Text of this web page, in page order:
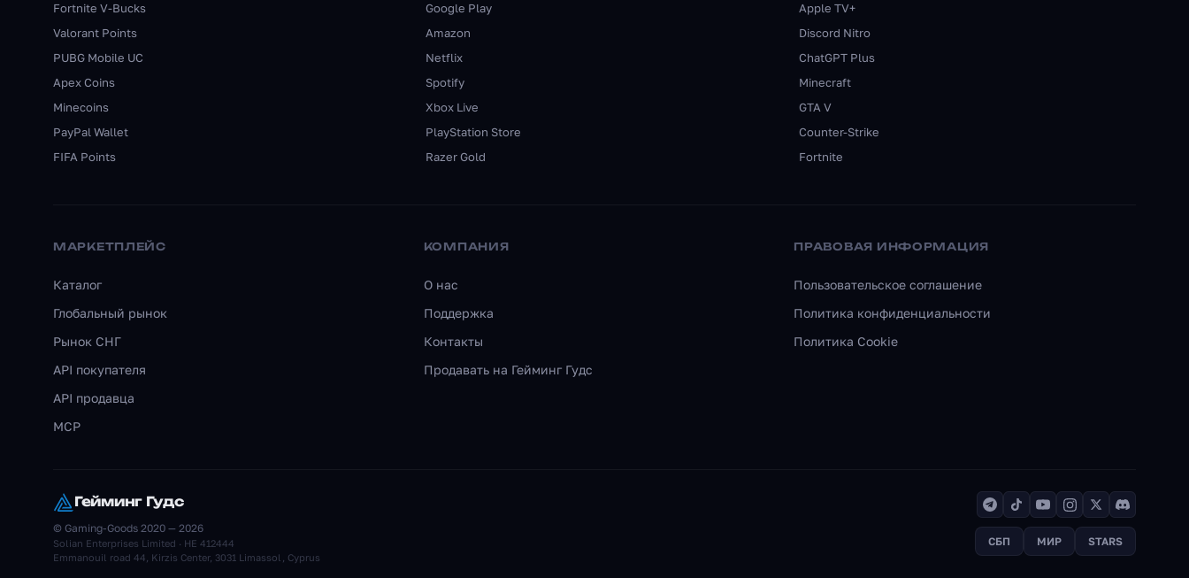
Fortnite V-Bucks
Valorant Points
PUBG Mobile UC
Apex Coins
Minecoins
PayPal Wallet
FIFA Points
Google Play
Amazon
Netflix
Spotify
Xbox Live
PlayStation Store
Razer Gold
Apple TV+
Discord Nitro
ChatGPT Plus
Minecraft
GTA V
Counter-Strike
Fortnite
МАРКЕТПЛЕЙС
Каталог
Глобальный рынок
Рынок СНГ
API покупателя
API продавца
MCP
КОМПАНИЯ
О нас
Поддержка
Контакты
Продавать на Гейминг Гудс
ПРАВОВАЯ ИНФОРМАЦИЯ
Пользовательское соглашение
Политика конфиденциальности
Политика Cookie
Гейминг Гудс
© Gaming-Goods 2020 — 2026
Solian Enterprises Limited · HE 412444
Emmanouil road 44, Kirzis Center, 3031 Limassol, Cyprus
СБП МИР STARS